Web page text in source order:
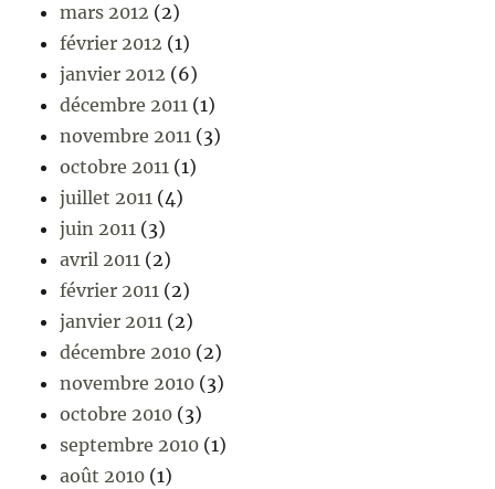
mars 2012 (2)
février 2012 (1)
janvier 2012 (6)
décembre 2011 (1)
novembre 2011 (3)
octobre 2011 (1)
juillet 2011 (4)
juin 2011 (3)
avril 2011 (2)
février 2011 (2)
janvier 2011 (2)
décembre 2010 (2)
novembre 2010 (3)
octobre 2010 (3)
septembre 2010 (1)
août 2010 (1)